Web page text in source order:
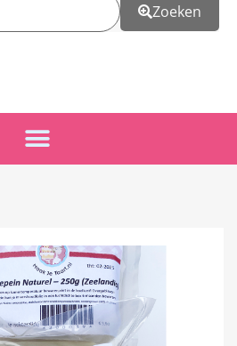
Zoeken